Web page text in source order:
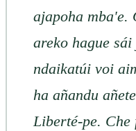
ajapoha mba'e.
areko hague
ndaikatúi voi
ha añandu
Liberté-pe.